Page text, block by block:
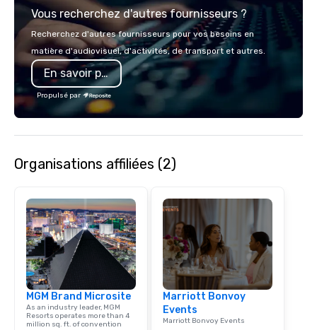
at more than 60
from fast casual to
restaurants.
Vous recherchez d'autres fournisseurs ?
Recherchez d'autres fournisseurs pour vos besoins en
matière d'audiovisuel, d'activités, de transport et autres.
En savoir plus
Propulsé par
Organisations affiliées (2)
MGM Brand Microsite
As an industry leader, MGM
Resorts operates more than 4
million sq. ft. of convention
Marriott Bonvoy
Events
Marriott Bonvoy Events